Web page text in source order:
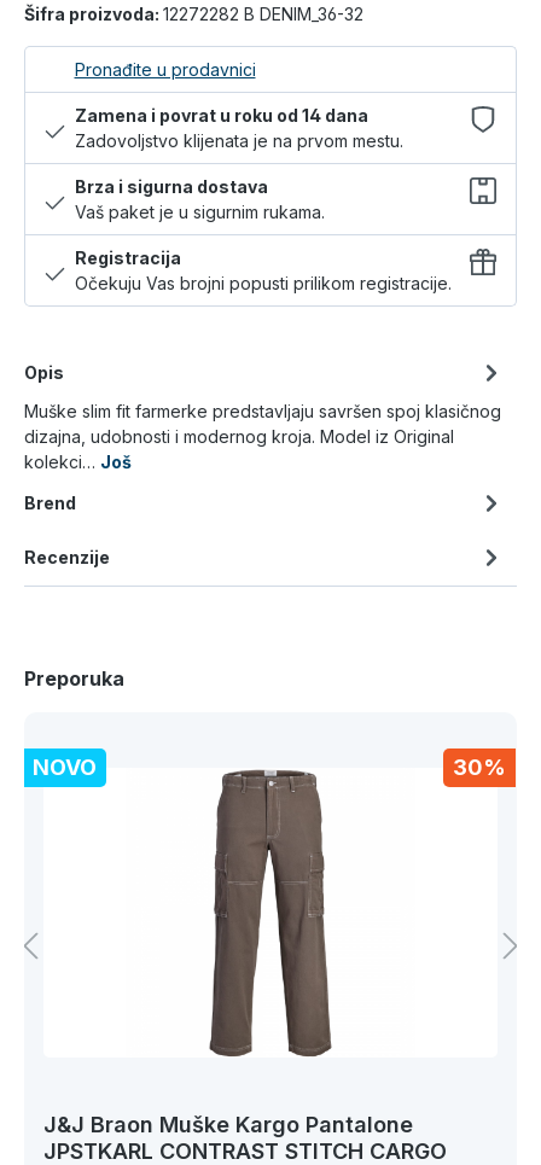
Šifra proizvoda: 12272282 B DENIM_36-32
Pronađite u prodavnici
Zamena i povrat u roku od 14 dana
Zadovoljstvo klijenata je na prvom mestu.
Brza i sigurna dostava
Vaš paket je u sigurnim rukama.
Registracija
Očekuju Vas brojni popusti prilikom registracije.
Opis
Muške slim fit farmerke predstavljaju savršen spoj klasičnog
dizajna, udobnosti i modernog kroja. Model iz Original
kolekci… Još
Brend
Recenzije
Preporuka
30%
NOVO
J&J Braon Muške Kargo Pantalone
JPSTKARL CONTRAST STITCH CARGO